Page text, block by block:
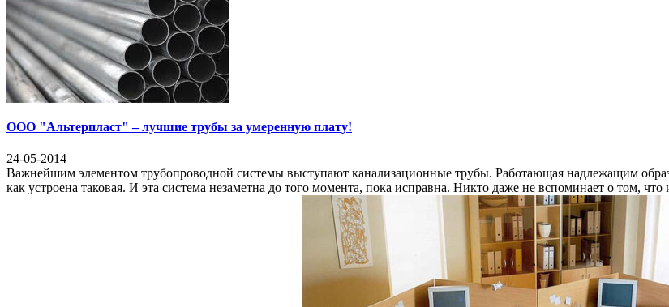
ООО "Альтерпласт" – лучшие трубы за умеренную плату!
24-05-2014
Важнейшим элементом трубопроводной системы выступают канализационные трубы. Работающая надлежащим
как устроена таковая. И эта система незаметна до того момента, пока исправна. Никто даже не вспоминает о том, что